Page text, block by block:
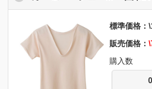
標準価格：
販売価格：
購入数
0